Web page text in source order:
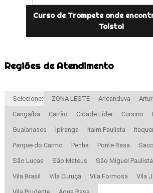
Curso de Trompete onde
Tolstoi
Regiões de Atendimento
Selecione: ZONA LESTE Aricanduva
Cangaíba Carrão Cidade Líder Cursino
Guaianases Ipiranga Itaim Paulista
Parque do Carmo Penha Ponte Rasa
São Lucas São Mateus São Miguel Paulista
Vila Brasil Vila Curuçá Vila Formosa Vila